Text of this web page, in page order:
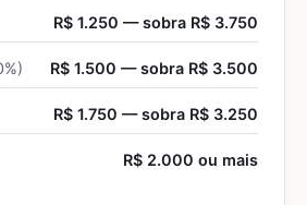
R$ 1.250 — sobra R$ 3.750
R$ 1.500 — sobra R$ 3.500
R$ 1.750 — sobra R$ 3.250
R$ 2.000 ou mais